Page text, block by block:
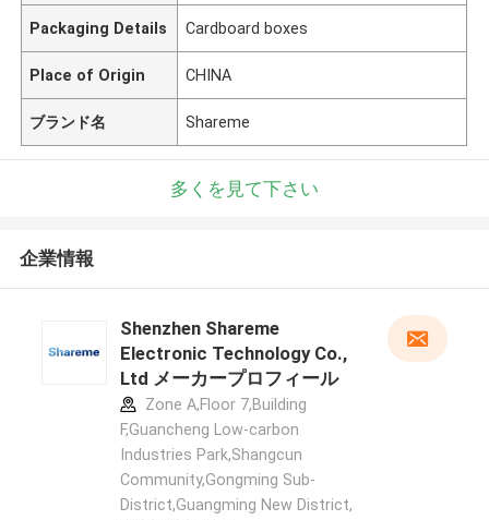
Packaging Details Cardboard boxes
Place of Origin CHINA
ブランド名 Shareme
多くを見て下さい
企業情報
Shenzhen Shareme
Electronic Technology Co.,
Ltd メーカープロフィール
Zone A,Floor 7,Building
F,Guancheng Low-carbon
Industries Park,Shangcun
Community,Gongming Sub-
District,Guangming New District,